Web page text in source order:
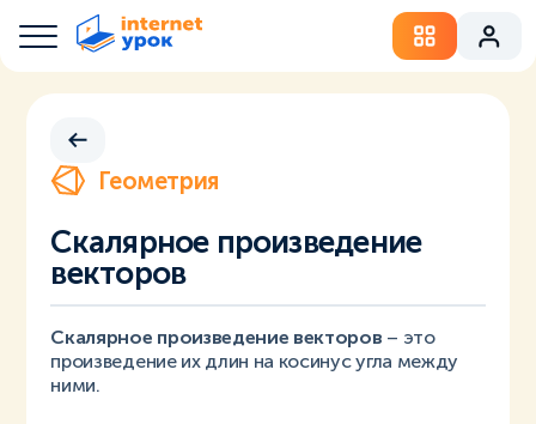
Геометрия
Скалярное произведение
векторов
Скалярное произведение векторов – это
произведение их длин на косинус угла между
ними.